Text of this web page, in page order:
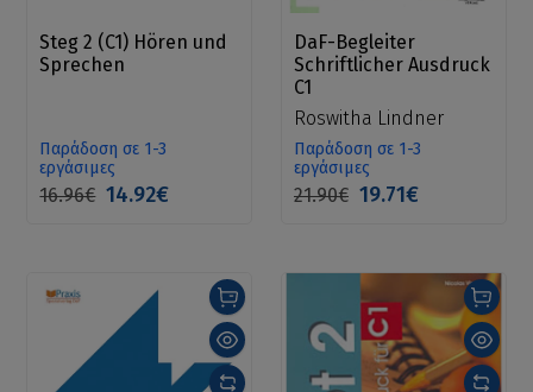
Steg 2 (C1) Hören und
Sprechen
Παράδοση σε 1-3
εργάσιμες
16.96€ 14.92€
DaF-Begleiter
Schriftlicher Ausdruck
C1
Roswitha Lindner
Παράδοση σε 1-3
εργάσιμες
21.90€ 19.71€